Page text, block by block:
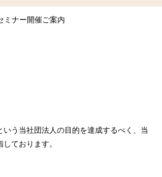
ナー開催ご案内
う当社団法人の目的を達成するべく、当
ております。